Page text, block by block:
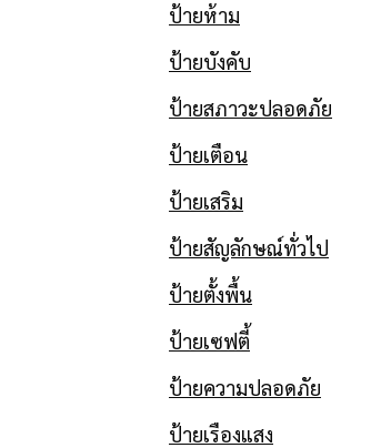
ป้ายห้าม
ป้ายบังคับ
ป้ายสภาวะปลอดภัย
ป้ายเตือน
ป้ายเสริม
ป้ายสัญลักษณ์ทั่วไป
ป้ายตั้งพื้น
ป้ายเซฟตี้
ป้ายความปลอดภัย
ป้ายเรืองแสง